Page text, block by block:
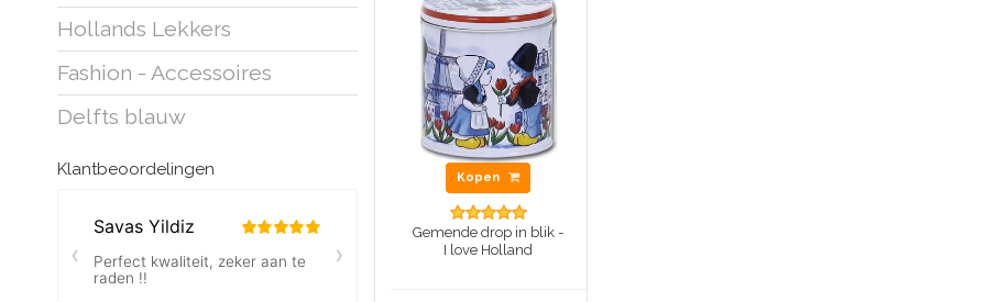
Hollands Lekkers
Fashion - Accessoires
Delfts blauw
Klantbeoordelingen Kopen
Gemende drop in blik -
I love Holland